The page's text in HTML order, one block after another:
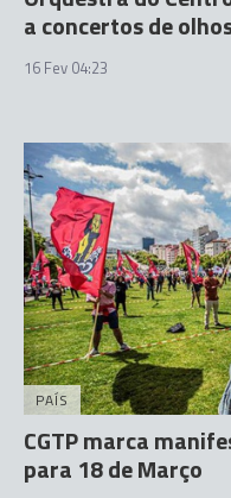
a concertos de
16 Fev 04:23
PAÍS
CGTP marca
para 18 de Março